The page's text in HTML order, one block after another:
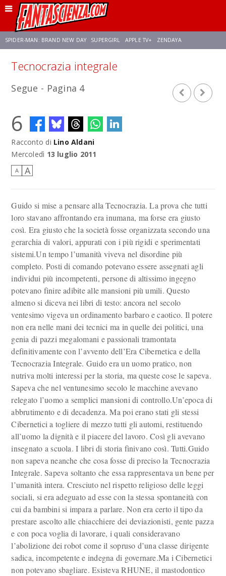
SPIDER-MAN: BRAND NEW DAY SUPERGIRL APPLE TV+ ZENDAYA
AVENGERS: DOOMSDAY
Tecnocrazia integrale
Segue - Pagina 4
6
Racconto di Lino Aldani
Mercoledì 13 luglio 2011
A A
Guido si mise a pensare alla Tecnocrazia. La prova che tutti
loro stavano affrontando era inumana, ma forse era giusto
così. Era giusto che la società fosse organizzata secondo una
gerarchia di valori, appurati con i più rigidi e sperimentati
sistemi.Un tempo l’umanità viveva nel disordine più
completo. Posti di comando potevano essere assegnati agli
individui più incompetenti, persone di altissimo ingegno
potevano finire adibite alle mansioni più umili. Questo
almeno si diceva nei libri di testo: ancora nel secolo
ventesimo vigeva un ordinamento barbaro e caotico. Il potere
non era nelle mani dei tecnici ma in quelle dei politici, una
genia di pazzi megalomani e passionali tramontata
definitivamente con l’avvento dell’Era Cibernetica e della
Tecnocrazia Integrale. Guido era un uomo pratico, non
nutriva molti interessi per la storia, ma queste cose le sapeva.
Sapeva che nel ventunesimo secolo le macchine avevano
relegato l’uomo a semplici mansioni di controllo.Un’epoca di
abbrutimento e di decadenza. Ma poi erano stati gli stessi
Cibernetici a togliere di mezzo tutti gli automi, restituendo
all’uomo la dignità e il piacere del lavoro. Così gli avevano
insegnato a scuola. I libri di storia finivano così. Tutti.Guido
non sapeva neanche che cosa fosse di preciso la Tecnocrazia
Integrale. Sapeva soltanto che essa rappresentava un bene per
l’umanità intera. Cresciuto nel rispetto religioso delle leggi
sociali, si era adeguato ad esse con la stessa spontaneità con
cui da bambini si impara a parlare. Non era certo il tipo da
prestare ascolto alle chiacchiere dei deviazionisti, gente pazza
e con poca voglia di lavorare, i quali consideravano
l’abolizione dei robot come il sopruso d’una classe dirigente
sadica, incompetente e indegna di governare.Ma i Cibernetici
non potevano sbagliare. Esisteva RHUNE, il mastodontico